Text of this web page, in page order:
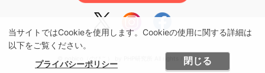
当サイトではCookieを使用します。Cookieの使用に関する詳細は
以下をご覧ください。
プライバシーポリシー
閉じる
© nobico（のびこ） by PHP研究所 All rights reserved.